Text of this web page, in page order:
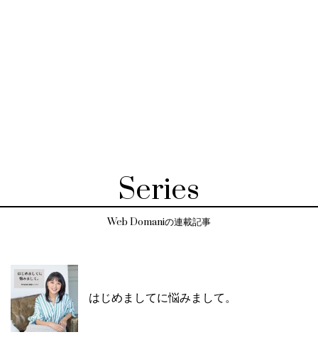
Series
Web Domaniの連載記事
はじめましてに悩みまして。